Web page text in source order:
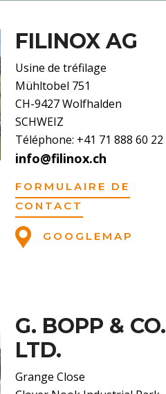
FILINOX AG
Usine de tréfilage
Mühltobel 751
CH-9427 Wolfhalden
SCHWEIZ
Téléphone: +41 71 888 60 22
info@filinox.ch
FORMULAIRE DE
CONTACT
GOOGLEMAP
G. BOPP & CO.
LTD.
Grange Close